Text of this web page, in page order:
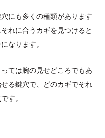
にも多くの種類があります
れに合うカギを見つけると
なります。
ては腕の見せどころでもあ
る鍵穴で、どのカギでそれ
す。